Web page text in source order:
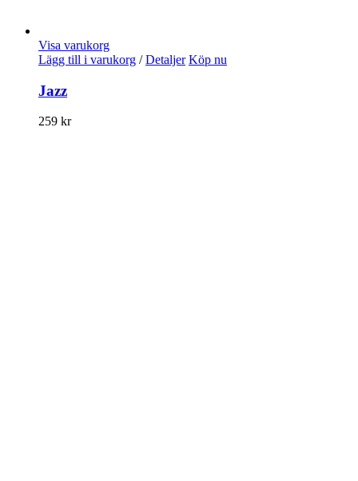
Visa varukorg
Lägg till i varukorg / Detaljer Köp nu
Jazz
259 kr